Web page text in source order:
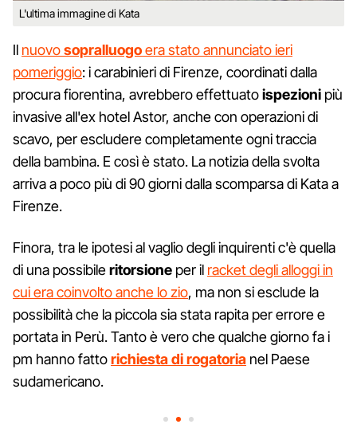
L'ultima immagine di Kata
Il nuovosopralluogoera stato annunciato ieri
pomeriggio: i carabinieri di Firenze, coordinati dalla
procura fiorentina, avrebbero effettuatoispezioni più
invasive all'ex hotel Astor, anche con operazioni di
scavo, per escludere completamente ogni traccia
della bambina. E così è stato. La notizia della svolta
arriva a poco più di 90 giorni dalla scomparsa di Kata a
Firenze.
Finora, tra le ipotesi al vaglio degli inquirenti c'è quella
di una possibileritorsione per il racket degli alloggi in
cui era coinvolto anche lo zio, ma non si esclude la
possibilità che la piccola sia stata rapita per errore e
portata in Perù. Tanto è vero che qualche giorno fa i
pm hanno fattorichiesta di rogatoria nel Paese
sudamericano.